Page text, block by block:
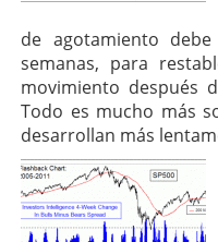
de agotamiento
semanas, para
movimiento después
Todo es mucho más
desarrollan más